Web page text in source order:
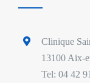
Clinique
13100 Aix-
Tel: 04 42